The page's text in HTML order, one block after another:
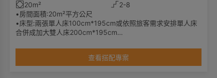
20m²
2-8
•房間面積:20m²平方公尺
•床型:兩張單人床100cm*195cm或依照旅客需求安排單人床
合併成加大雙人床200cm*195cm
•衛浴:淋浴
查看搭配專案